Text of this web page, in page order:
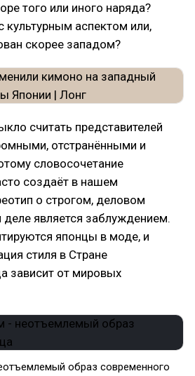
того или иного наряда?
культурным аспектом или,
скорее западом?
считать представителей
отстранёнными и
словосочетание
создаёт в нашем
о строгом, деловом
деле является заблуждением.
японцы в моде, и
стиля в Стране
зависит от мировых
образ современного